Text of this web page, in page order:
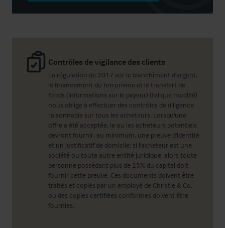
Contrôles de vigilance des clients
La régulation de 2017 sur le blanchiment d'argent,
le financement du terrorisme et le transfert de
fonds (informations sur le payeur) (tel que modifié)
nous oblige à effectuer des contrôles de diligence
raisonnable sur tous les acheteurs. Lorsqu'une
offre a été acceptée, le ou les acheteurs potentiels
devront fournir, au minimum, une preuve d'identité
et un justificatif de domicile; si l'acheteur est une
société ou toute autre entité juridique, alors toute
personne possédant plus de 25% du capital doit
fournir cette preuve. Ces documents doivent être
traités et copiés par un employé de Christie & Co,
ou des copies certifiées conformes doivent être
fournies.